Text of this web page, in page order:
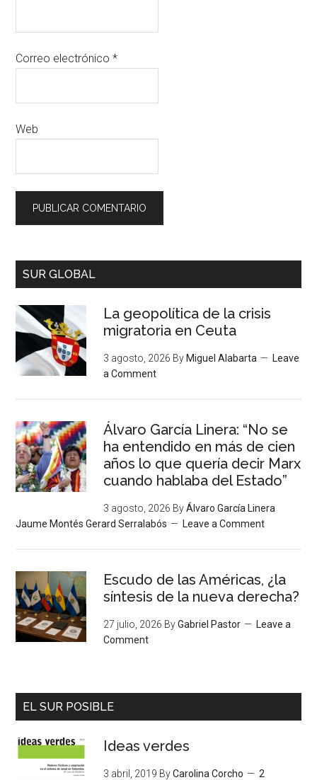
Correo electrónico*
Web
SUR GLOBAL
La geopolítica de la crisis
migratoria en Ceuta
3 agosto, 2026 By Miguel Alabarta
Leave
a Comment
Álvaro García Linera: “No se
ha entendido en más de cien
años lo que quería decir Marx
cuando hablaba del Estado”
3 agosto, 2026 ByÁlvaro García Linera
Jaume Montés Gerard Serralabós
Leave a Comment
Escudo de las Américas, ¿la
síntesis de la nueva derecha?
27 julio, 2026 ByGabriel Pastor
Leave a
Comment
EL SUR POSIBLE
Ideas verdes
3 abril, 2019 ByCarolina Corcho
2